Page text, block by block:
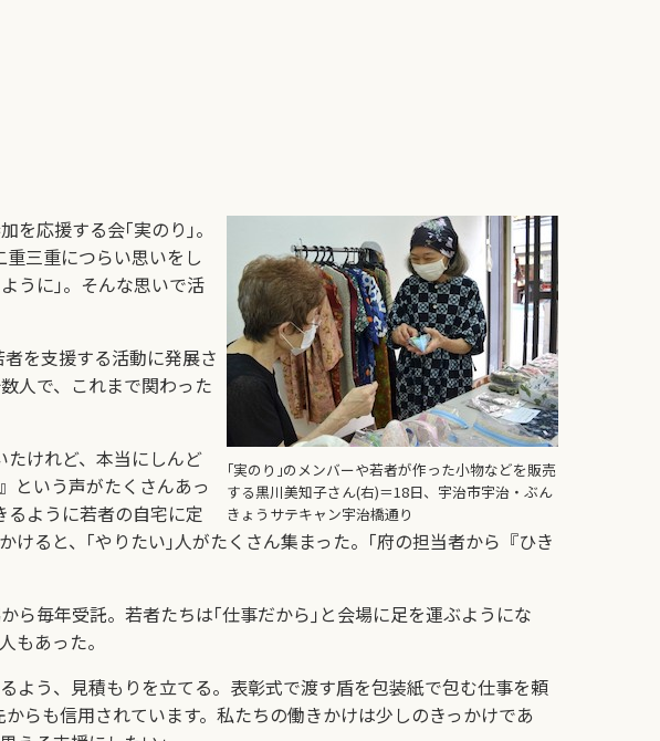
｢実のり｣のメンバーや若者が作った小物などを販売
する黒川美知子さん(右)＝18日、宇治市宇治・ぶん
きょうサテキャン宇治橋通り
応援する会｢実のり｣。
三重につらい思いをし
うに｣。そんな思いで活
を支援する活動に発展さ
人で、これまで関わった
けれど、本当にしんど
という声がたくさんあっ
ように若者の自宅に定
ると、｢やりたい｣人がたくさん集まった。｢府の担当者から『ひき
毎年受託。若者たちは｢仕事だから｣と会場に足を運ぶようにな
もあった。
う、見積もりを立てる。表彰式で渡す盾を包装紙で包む仕事を頼
らも信用されています。私たちの働きかけは少しのきっかけであ